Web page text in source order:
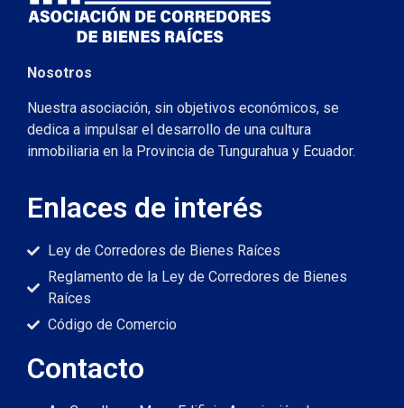
Nosotros
Nuestra asociación, sin objetivos económicos, se
dedica a impulsar el desarrollo de una cultura
inmobiliaria en la Provincia de Tungurahua y Ecuador.
Enlaces de interés
Ley de Corredores de Bienes Raíces
Reglamento de la Ley de Corredores de Bienes
Raíces
Código de Comercio
Contacto